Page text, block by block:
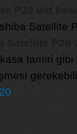
Satellite
tamiri